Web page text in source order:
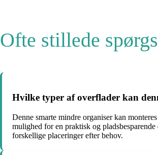
Ofte stillede
Hvilke typer af overflader kan
Denne smarte mindre organiser kan
mulighed for en praktisk og
forskellige placeringer efter behov.